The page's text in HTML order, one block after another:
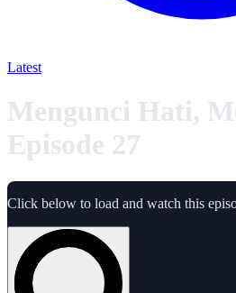
Latest
Mengunci Hati,
Episode 27
Click below to load and watch this